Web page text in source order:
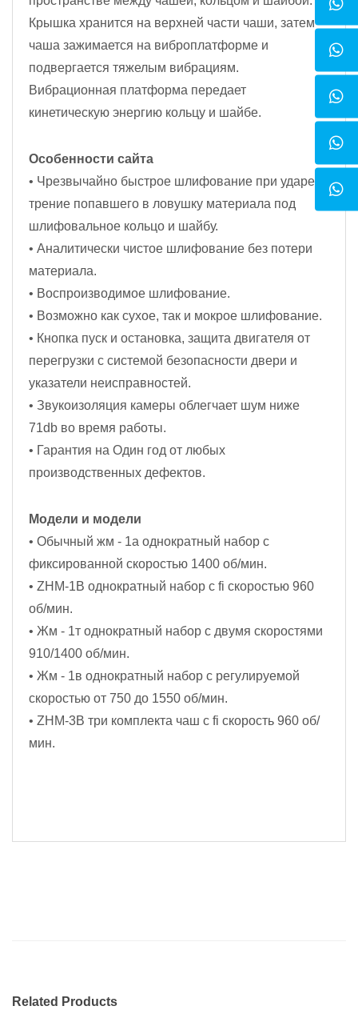
Крышка хранится на верхней части чаши, затем
чаша зажимается на виброплатформе и
подвергается тяжелым вибрациям.
Вибрационная платформа передает
кинетическую энергию кольцу и шайбе.
Особенности сайта
• Чрезвычайно быстрое шлифование при ударе и
трение попавшего в ловушку материала под
шлифовальное кольцо и шайбу.
• Аналитически чистое шлифование без потери
материала.
• Воспроизводимое шлифование.
• Возможно как сухое, так и мокрое шлифование.
• Кнопка пуск и остановка, защита двигателя от
перегрузки с системой безопасности двери и
указатели неисправностей.
• Звукоизоляция камеры облегчает шум ниже
71db во время работы.
• Гарантия на Один год от любых
производственных дефектов.
Модели и модели
• Обычный жм - 1а однократный набор с
фиксированной скоростью 1400 об/мин.
• ZHM-1B однократный набор с fi скоростью 960
об/мин.
• Жм - 1т однократный набор с двумя скоростями
910/1400 об/мин.
• Жм - 1в однократный набор с регулируемой
скоростью от 750 до 1550 об/мин.
• ZHM-3B три комплекта чаш с fi скорость 960 об/
мин.
Related Products